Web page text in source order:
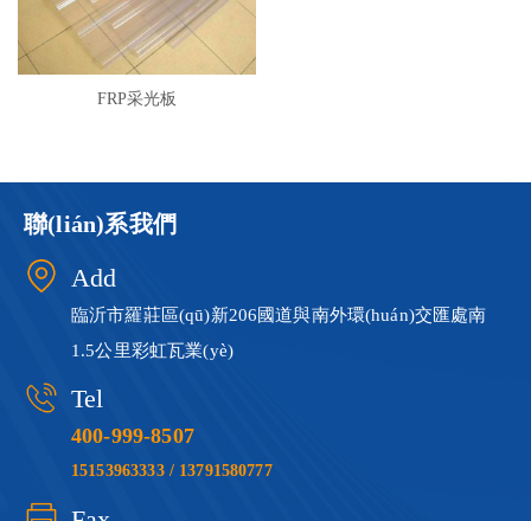
FRP采光板
聯(lián)系我們
Add
臨沂市羅莊區(qū)新206國道與南外環(huán)交匯處南
1.5公里彩虹瓦業(yè)
Tel
400-999-8507
15153963333 / 13791580777